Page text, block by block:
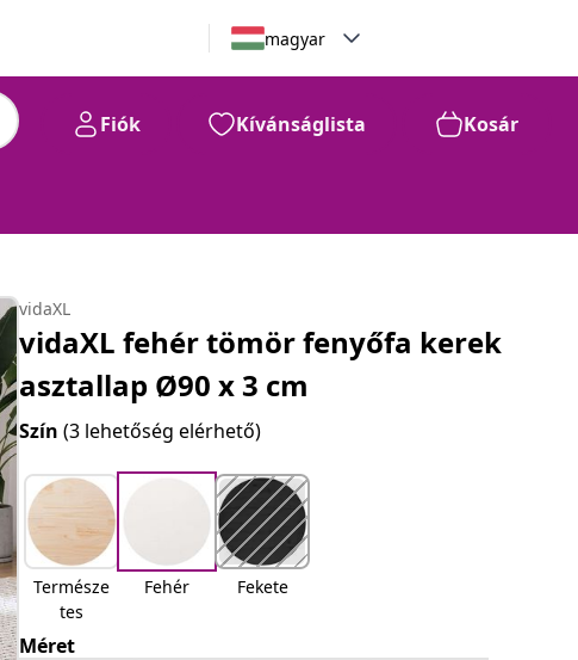
magyar
Fiók Kívánságlista Kosár
vidaXL
vidaXL fehér tömör fenyőfa kerek
asztallap Ø90 x 3 cm
Szín(3 lehetőség elérhető)
Természe
tes
Fehér Fekete
Méret